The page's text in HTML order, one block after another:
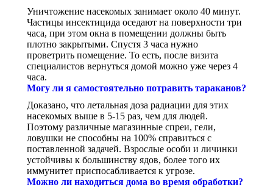
Уничтожение насекомых занимает около 40 минут.
Частицы инсектицида оседают на поверхности три
часа, при этом окна в помещении должны быть
плотно закрытыми. Спустя 3 часа нужно
проветрить помещение. То есть, после визита
специалистов вернуться домой можно уже через 4
часа.
Могу ли я самостоятельно потравить тараканов?
Доказано, что летальная доза радиации для этих
насекомых выше в 5-15 раз, чем для людей.
Поэтому различные магазинные спреи, гели,
ловушки не способны на 100% справиться с
поставленной задачей. Взрослые особи и личинки
устойчивы к большинству ядов, более того их
иммунитет приспосабливается к угрозе.
Можно ли находиться дома во время обработки?